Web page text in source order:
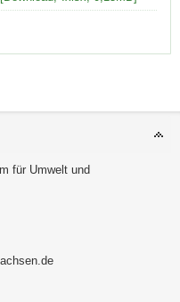
für Umwelt und